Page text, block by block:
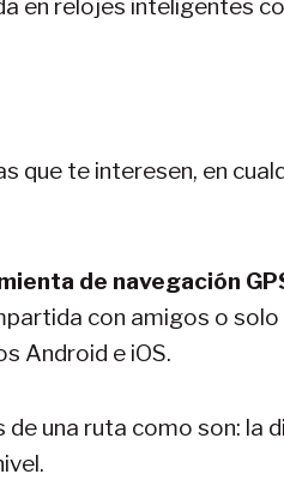
en relojes inteligentes
que te interesen, en
de navegación
con amigos o
Android e iOS.
una ruta como son: la